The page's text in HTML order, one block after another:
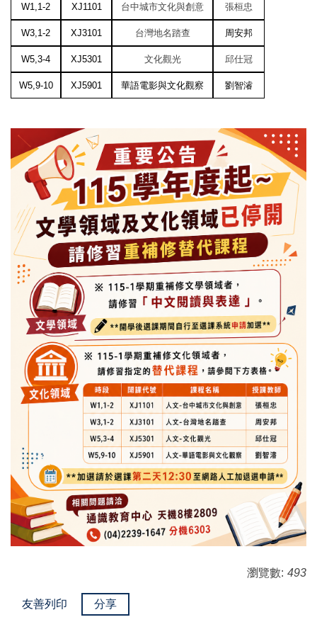
W1,1-2 XJ1101 台中城市文化與創意 張桓忠
W3,1-2 XJ3101 台灣地名踏查 周安邦
W5,3-4 XJ5301 文化觀光 邱仕冠
W5,9-10 XJ5901 華語電影與文化觀察 劉智濬
瀏覽數: 493
友善列印 分享